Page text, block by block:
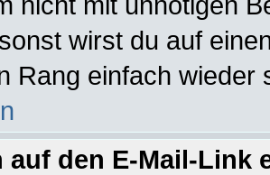
wirst du auf
Rang einfach wieder
auf den E-Mail-Link